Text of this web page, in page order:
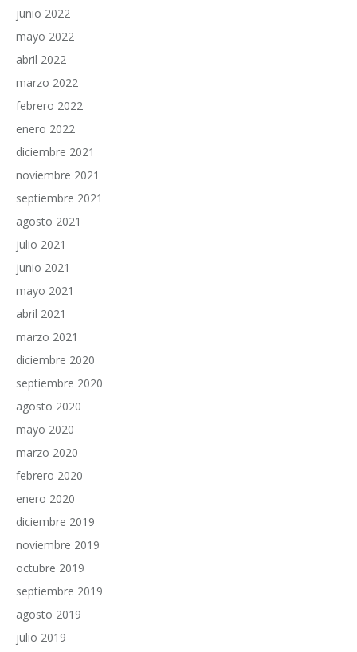
junio 2022
mayo 2022
abril 2022
marzo 2022
febrero 2022
enero 2022
diciembre 2021
noviembre 2021
septiembre 2021
agosto 2021
julio 2021
junio 2021
mayo 2021
abril 2021
marzo 2021
diciembre 2020
septiembre 2020
agosto 2020
mayo 2020
marzo 2020
febrero 2020
enero 2020
diciembre 2019
noviembre 2019
octubre 2019
septiembre 2019
agosto 2019
julio 2019